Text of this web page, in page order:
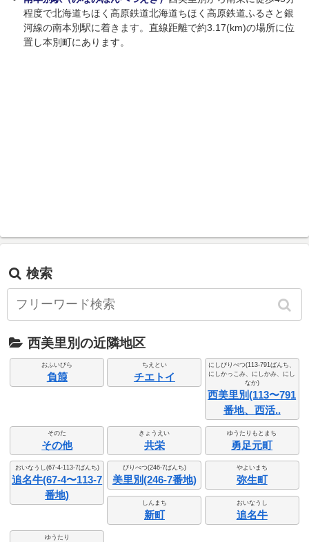
程度で北海道ちほく高原鉄道北海道ちほく高原鉄道ふるさと銀
河線の南本別駅に着きます。直線距離で約3.17(km)の場所に位
置し本別町にあります。
検索
西美里別の近隣地区
おふいびら
負箙
ちえとい
チエトイ
にしびりべつ(113-791ばんち、
にしかっこみ、にしかみ、にし
なか)
西美里別(113〜791
番地、西活..
そのた
その他
きょうえい
共栄
ゆうたりもとまち
勇足元町
おいなうし(67-4-113-7ばんち)
追名牛(67-4〜113-7
番地)
びりべつ(246-7ばんち)
美里別(246-7番地)
やよいまち
弥生町
しんまち
新町
おいなうし
追名牛
ゆうたり